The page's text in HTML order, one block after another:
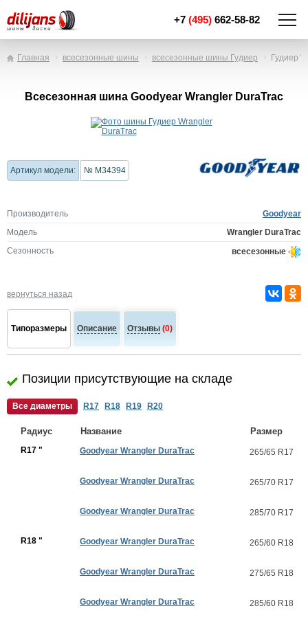
+7 (495) 662-58-82
Главная всесезонные шины всесезонные шины Гудиер Гудиер
Всесезонная шина Goodyear Wrangler DuraTrac
Артикул модели: № M34394
Производитель
Goodyear
Модель
Wrangler DuraTrac
Сезонность
всесезонные
вернуться назад
Типоразмеры Описание Отзывы (0)
Позиции присутствующие на складе
Все диаметры R17 R18 R19 R20
Радиус Название Размер
R17 " Goodyear Wrangler DuraTrac 265/65 R17
Goodyear Wrangler DuraTrac 265/70 R17
Goodyear Wrangler DuraTrac 285/70 R17
R18 " Goodyear Wrangler DuraTrac 265/60 R18
Goodyear Wrangler DuraTrac 275/65 R18
Goodyear Wrangler DuraTrac 285/60 R18